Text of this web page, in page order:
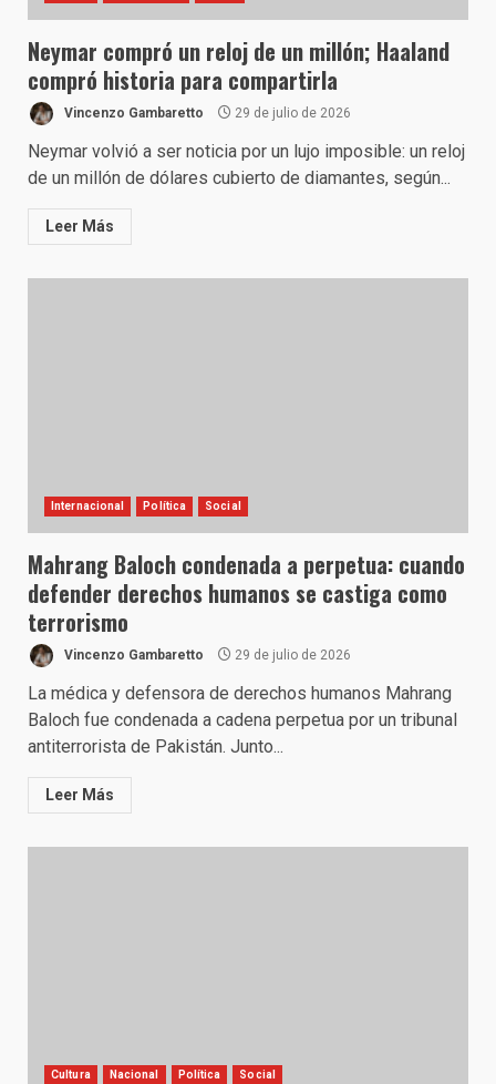
Neymar compró un reloj de un millón; Haaland
compró historia para compartirla
Vincenzo Gambaretto 29 de julio de 2026
Neymar volvió a ser noticia por un lujo imposible: un reloj
de un millón de dólares cubierto de diamantes, según...
Leer Más
Internacional Política Social
Mahrang Baloch condenada a perpetua: cuando
defender derechos humanos se castiga como
terrorismo
Vincenzo Gambaretto 29 de julio de 2026
La médica y defensora de derechos humanos Mahrang
Baloch fue condenada a cadena perpetua por un tribunal
antiterrorista de Pakistán. Junto...
Leer Más
Cultura Nacional Política Social